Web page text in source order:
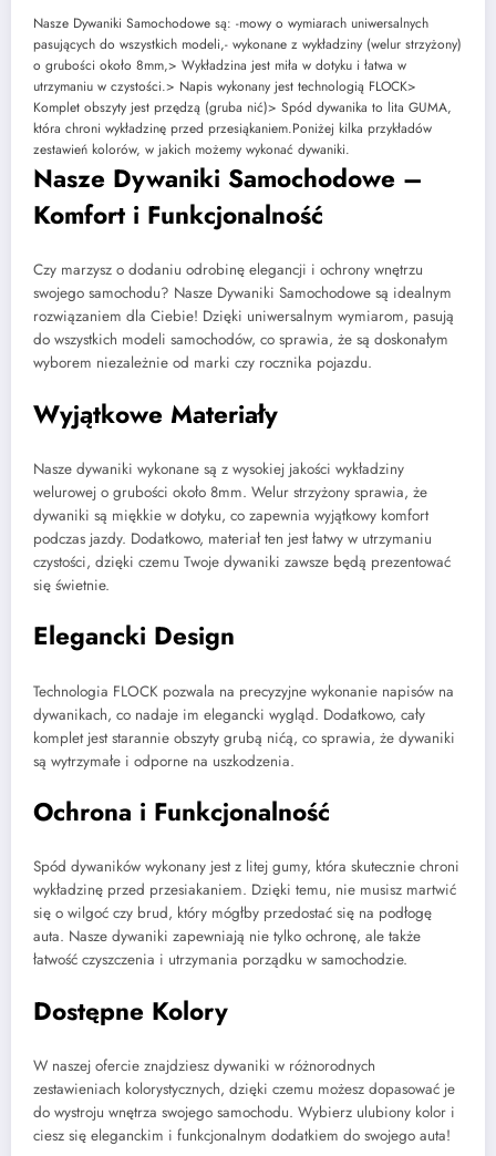
Nasze Dywaniki Samochodowe są: -mowy o wymiarach uniwersalnych
pasujących do wszystkich modeli,- wykonane z wykładziny (welur strzyżony)
o grubości około 8mm,> Wykładzina jest miła w dotyku i łatwa w
utrzymaniu w czystości.> Napis wykonany jest technologią FLOCK>
Komplet obszyty jest przędzą (gruba nić)> Spód dywanika to lita GUMA,
która chroni wykładzinę przed przesiąkaniem.Poniżej kilka przykładów
zestawień kolorów, w jakich możemy wykonać dywaniki.
Nasze Dywaniki Samochodowe –
Komfort i Funkcjonalność
Czy marzysz o dodaniu odrobinę elegancji i ochrony wnętrzu
swojego samochodu? Nasze Dywaniki Samochodowe są idealnym
rozwiązaniem dla Ciebie! Dzięki uniwersalnym wymiarom, pasują
do wszystkich modeli samochodów, co sprawia, że są doskonałym
wyborem niezależnie od marki czy rocznika pojazdu.
Wyjątkowe Materiały
Nasze dywaniki wykonane są z wysokiej jakości wykładziny
welurowej o grubości około 8mm. Welur strzyżony sprawia, że
dywaniki są miękkie w dotyku, co zapewnia wyjątkowy komfort
podczas jazdy. Dodatkowo, materiał ten jest łatwy w utrzymaniu
czystości, dzięki czemu Twoje dywaniki zawsze będą prezentować
się świetnie.
Elegancki Design
Technologia FLOCK pozwala na precyzyjne wykonanie napisów na
dywanikach, co nadaje im elegancki wygląd. Dodatkowo, cały
komplet jest starannie obszyty grubą nićą, co sprawia, że dywaniki
są wytrzymałe i odporne na uszkodzenia.
Ochrona i Funkcjonalność
Spód dywaników wykonany jest z litej gumy, która skutecznie chroni
wykładzinę przed przesiakaniem. Dzięki temu, nie musisz martwić
się o wilgoć czy brud, który mógłby przedostać się na podłogę
auta. Nasze dywaniki zapewniają nie tylko ochronę, ale także
łatwość czyszczenia i utrzymania porządku w samochodzie.
Dostępne Kolory
W naszej ofercie znajdziesz dywaniki w różnorodnych
zestawieniach kolorystycznych, dzięki czemu możesz dopasować je
do wystroju wnętrza swojego samochodu. Wybierz ulubiony kolor i
ciesz się eleganckim i funkcjonalnym dodatkiem do swojego auta!